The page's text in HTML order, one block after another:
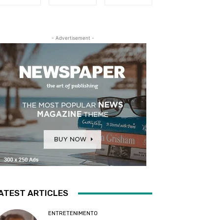
- Advertisement -
ARTICLES
ENTRETENIMENTO